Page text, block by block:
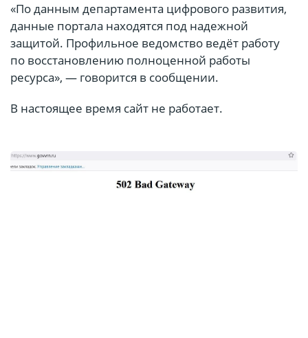
«По данным департамента цифрового развития,
данные портала находятся под надежной
защитой. Профильное ведомство ведёт работу
по восстановлению полноценной работы
ресурса», — говорится в сообщении.
В настоящее время сайт не работает.